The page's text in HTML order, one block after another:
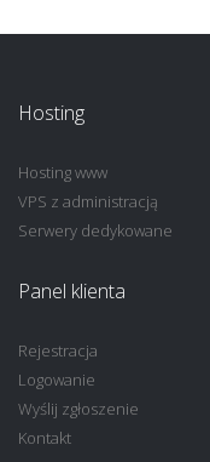
Hosting
Hosting www
VPS z administracją
Serwery dedykowane
Panel klienta
Rejestracja
Logowanie
Wyślij zgłoszenie
Kontakt